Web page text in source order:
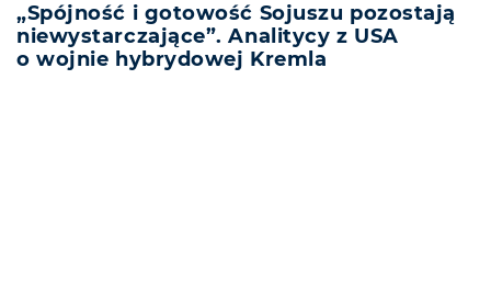
„Spójność i gotowość Sojuszu pozostają
niewystarczające”. Analitycy z USA
o wojnie hybrydowej Kremla